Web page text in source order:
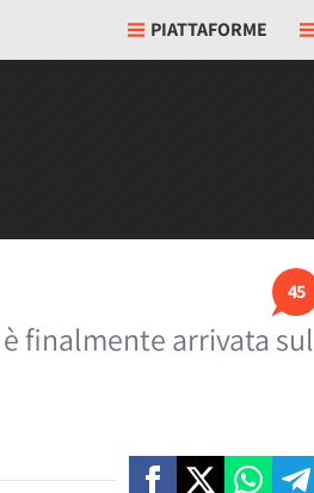
PIATTAFORME
45
è finalmente arrivata sul